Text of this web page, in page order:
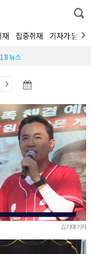
통
합
색
재 집중취재 기자가 달려
8 뉴스
김기태 기자